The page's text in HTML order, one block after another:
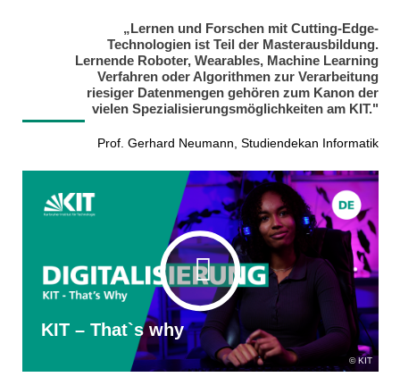
„Lernen und Forschen mit Cutting-Edge-
Technologien ist Teil der Masterausbildung.
Lernende Roboter, Wearables, Machine Learning
Verfahren oder Algorithmen zur Verarbeitung
riesiger Datenmengen gehören zum Kanon der
vielen Spezialisierungsmöglichkeiten am KIT."
Prof. Gerhard Neumann, Studiendekan Informatik
KIT – That`s why
KIT